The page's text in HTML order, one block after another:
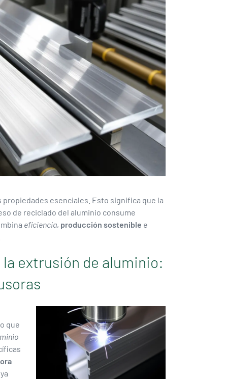
esenciales. Esto significa que la
de reciclado del aluminio consume
eficiencia, producción sostenible e
extrusión de aluminio:
que